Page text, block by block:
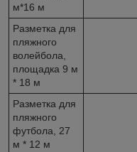
м*16 м
Разметка для
пляжного
волейбола,
площадка 9 м
* 18 м
Разметка для
пляжного
футбола, 27
м * 12 м